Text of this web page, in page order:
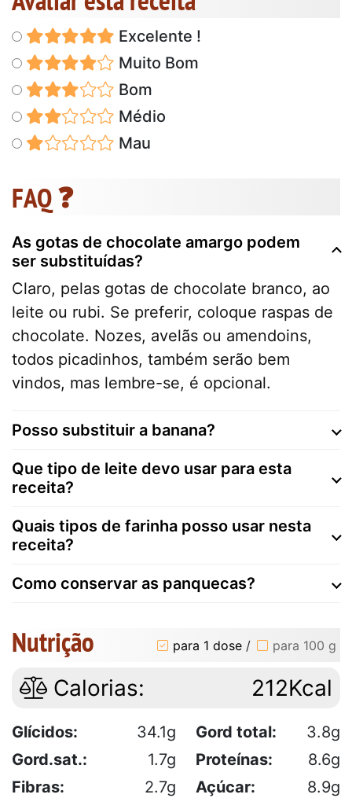
Excelente !
Muito Bom
Bom
Médio
Mau
FAQ ❓
As gotas de chocolate amargo podem
ser substituídas?
Claro, pelas gotas de chocolate branco, ao
leite ou rubi. Se preferir, coloque raspas de
chocolate. Nozes, avelãs ou amendoins,
todos picadinhos, também serão bem
vindos, mas lembre-se, é opcional.
Posso substituir a banana?
Que tipo de leite devo usar para esta
receita?
Quais tipos de farinha posso usar nesta
receita?
Como conservar as panquecas?
Nutrição para 1 dose / para 100 g
Calorias: 212Kcal
Glícidos: 34.1g Gord total:
3.8g
Gord.sat.:
1.7g Proteínas:
8.6g
Fibras:
2.7g Açúcar:
8.9g